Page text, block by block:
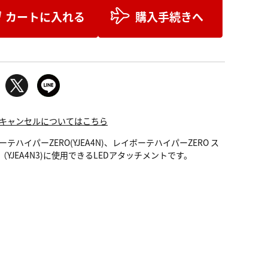
カートに入れる 購入手続きへ
ャンセルについてはこちら
テハイパーZERO(YJEA4N)、レイボーテハイパーZERO ス
YJEA4N3)に使用できるLEDアタッチメントです。